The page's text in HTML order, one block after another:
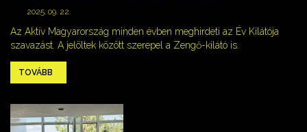
2025. 09. 22.
Az Aktív Magyarország minden évben meghirdeti az Év Kilátója
szavazást. A jelöltek között szerepel a Zengő-kilátó is.
TOVÁBB